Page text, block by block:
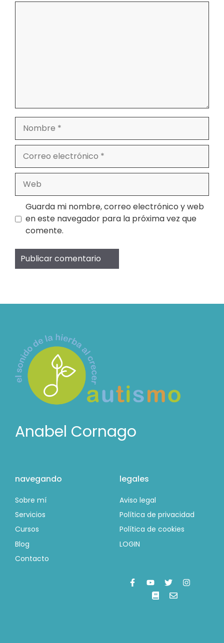
Nombre
electrónico
Guarda mi nombre, correo electrónico y web
en este navegador para la próxima vez que
comente.
Anabel Cornago
navegando
Sobre mí
Servicios
Cursos
Blog
Contacto
legales
Aviso legal
Política de privacidad
Política de cookies
LOGIN